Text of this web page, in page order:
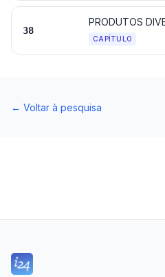
38
CAPÍTULO
← Voltar à pesquisa